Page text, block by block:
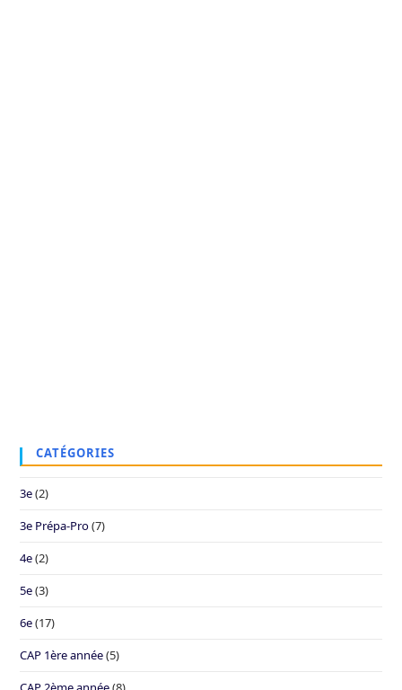
CATÉGORIES
3e(2)
3e Prépa-Pro(7)
4e(2)
5e(3)
6e(17)
CAP 1ère année(5)